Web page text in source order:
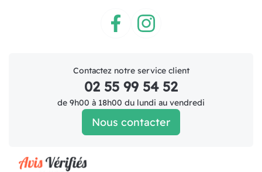
Contactez notre service client
02 55 99 54 52
de 9h00 à 18h00 du lundi au vendredi
Nous contacter